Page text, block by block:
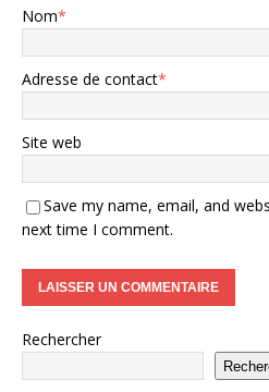
Nom*
Adresse de contact*
Site web
Save my name, email, and
next time I comment.
Rechercher